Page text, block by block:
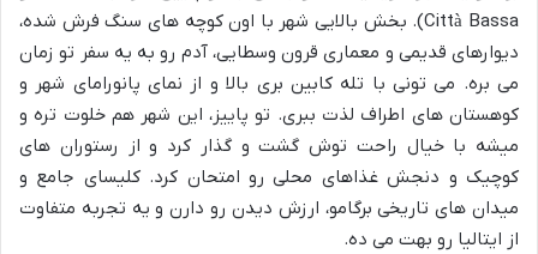
Città Bassa). بخش بالایی شهر با اون کوچه های سنگ فرش شده،
دیوارهای قدیمی و معماری قرون وسطایی، آدم رو به یه سفر تو زمان
می بره. می تونی با تله کابین بری بالا و از نمای پانورامای شهر و
کوهستان های اطراف لذت ببری. تو پاییز، این شهر هم خلوت تره و
میشه با خیال راحت توش گشت و گذار کرد و از رستوران های
کوچیک و دنجش غذاهای محلی رو امتحان کرد. کلیسای جامع و
میدان های تاریخی برگامو، ارزش دیدن رو دارن و یه تجربه متفاوت
از ایتالیا رو بهت می ده.